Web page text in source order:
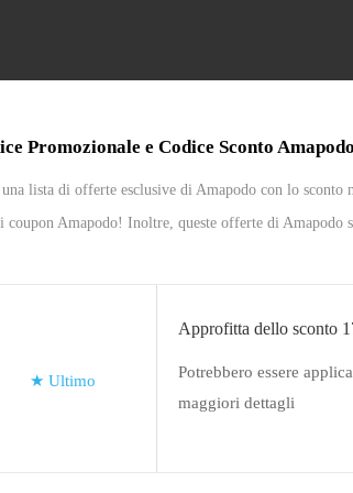
Promozionale e Codice Sconto Amapodo
lista di offerte esclusive di Amapodo con lo
coupon Amapodo! Inoltre, queste offerte di
★ Ultimo
Approfitta dello sconto
Potrebbero essere
maggiori dettagli